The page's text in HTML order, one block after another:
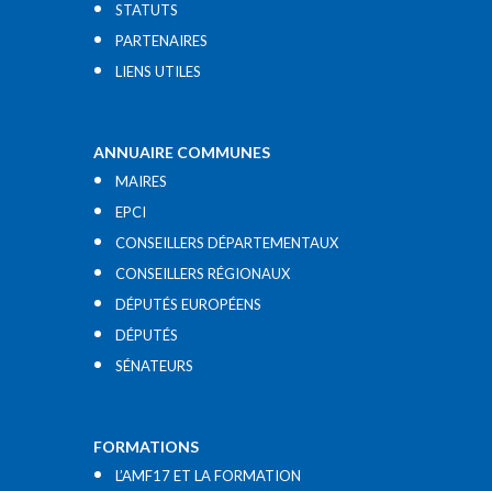
STATUTS
PARTENAIRES
LIENS UTILES​
ANNUAIRE COMMUNES
MAIRES
EPCI
CONSEILLERS DÉPARTEMENTAUX
CONSEILLERS RÉGIONAUX
DÉPUTÉS EUROPÉENS
DÉPUTÉS
SÉNATEURS
FORMATIONS
L’AMF17 ET LA FORMATION